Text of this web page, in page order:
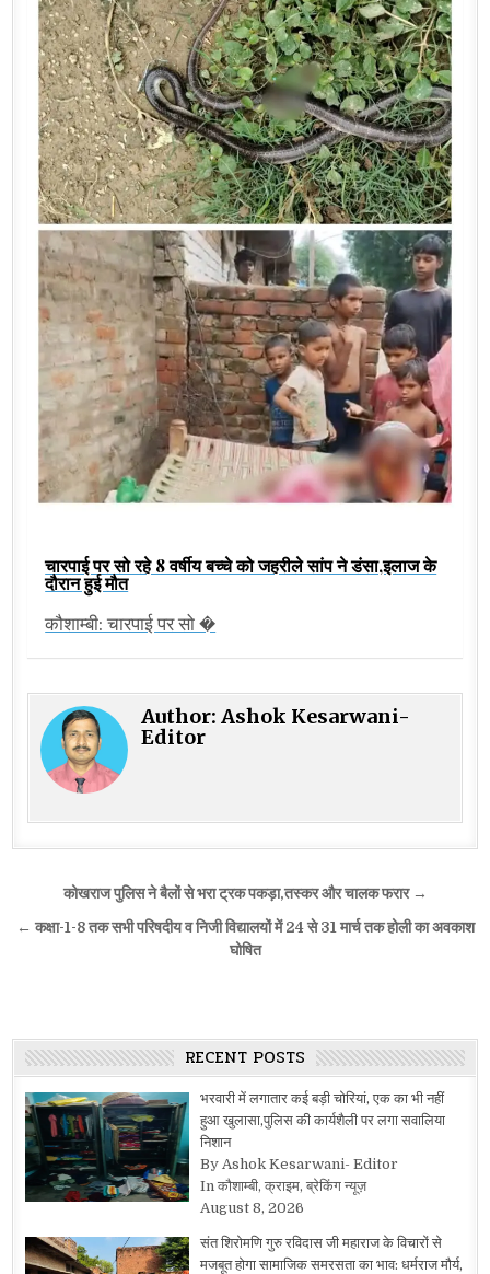
चारपाई पर सो रहे 8 वर्षीय बच्चे को जहरीले सांप ने डंसा,इलाज के
दौरान हुई मौत
कौशाम्बी: चारपाई पर सो �
Author:Ashok Kesarwani-
Editor
Post
navigation
कोखराज पुलिस ने बैलों से भरा ट्रक पकड़ा,तस्कर और चालक फरार →
← कक्षा-1-8 तक सभी परिषदीय व निजी विद्यालयों में 24 से 31 मार्च तक होली का अवकाश
घोषित
RECENT POSTS
भरवारी में लगातार कई बड़ी चोरियां, एक का भी नहीं
हुआ खुलासा,पुलिस की कार्यशैली पर लगा सवालिया
निशान
By Ashok Kesarwani- Editor
In कौशाम्बी, क्राइम, ब्रेकिंग न्यूज़
August 8, 2026
संत शिरोमणि गुरु रविदास जी महाराज के विचारों से
मजबूत होगा सामाजिक समरसता का भाव: धर्मराज मौर्य,